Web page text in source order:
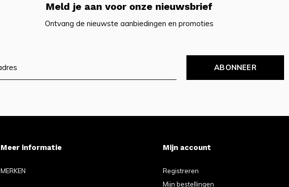
Meld je aan voor onze nieuwsbrief
Ontvang de nieuwste aanbiedingen en promoties
ABONNEER
Meer informatie
MERKEN
Mijn account
Registreren
Mijn bestellingen